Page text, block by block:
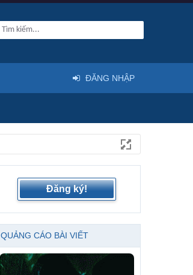
Đăng ký!
QUẢNG CÁO BÀI VIẾT
ĐĂNG NHẬP